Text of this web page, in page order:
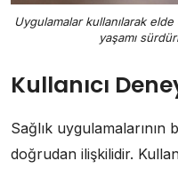
Uygulamalar kullanılarak
yaşamı
Kullanıcı
Sağlık uygulamalarının
doğrudan ilişkilidir.